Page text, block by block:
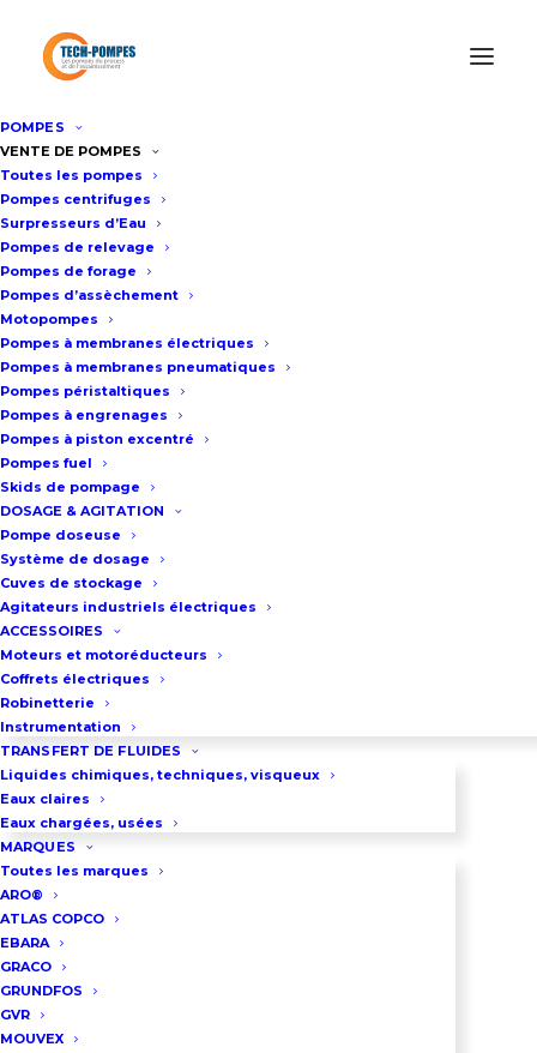
POMPES
VENTE DE POMPES
Toutes les pompes
Pompes centrifuges
Surpresseurs d’Eau
Pompes de relevage
Pompes de forage
Pompes d’assèchement
Motopompes
Pompes à membranes électriques
Pompes à membranes pneumatiques
Pompes péristaltiques
Pompes à engrenages
Pompes à piston excentré
Pompes fuel
Skids de pompage
DOSAGE & AGITATION
Pompe doseuse
Système de dosage
Cuves de stockage
Agitateurs industriels électriques
ACCESSOIRES
Moteurs et motoréducteurs
Coffrets électriques
Robinetterie
Instrumentation
TRANSFERT DE FLUIDES
Liquides chimiques, techniques, visqueux
Eaux claires
Eaux chargées, usées
MARQUES
Toutes les marques
ARO®
ATLAS COPCO
EBARA
GRACO
GRUNDFOS
GVR
MOUVEX
Accueil
Informations produits
Réalisation de 3 groupes doubles à engrenages externes
pour transfert de gazole
RÉALISATION DE 3
GROUPES DOUBLES À
ENGRENAGES
EXTERNES POUR
TRANSFERT DE
Par l’intermédiaire d’un de nos
clients installateur, nous venons
de fournir 3 groupes doubles de
salles d’essais de moteurs diesel
routiers.